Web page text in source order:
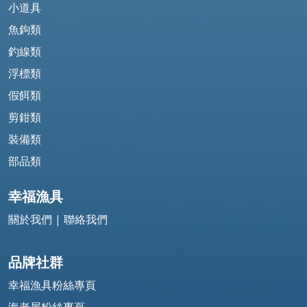
小道具
魚鉤類
釣線類
浮標類
假餌類
剪鉗類
裝備類
部品類
幸福漁具
關於我們 | 聯絡我們
品牌社群
幸福漁具粉絲專頁